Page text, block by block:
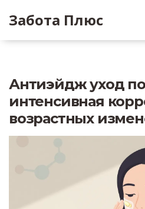
Забота Плюс
Антиэйдж уход
интенсивная
возрастных